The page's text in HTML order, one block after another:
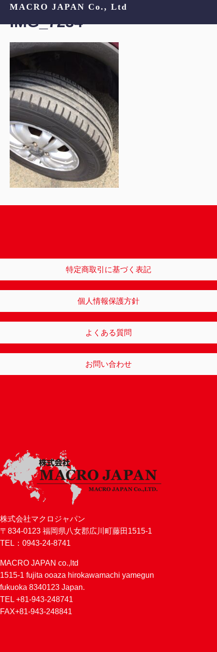
MACRO JAPAN Co., Ltd
IMG_7234
特定商取引に基づく表記
個人情報保護方針
よくある質問
お問い合わせ
株式会社マクロジャパン
〒834-0123 福岡県八女郡広川町藤田1515-1
TEL：0943-24-8741
MACRO JAPAN co.,ltd
1515-1 fujita ooaza hirokawamachi yamegun
fukuoka 8340123 Japan.
TEL +81-943-248741
FAX+81-943-248841